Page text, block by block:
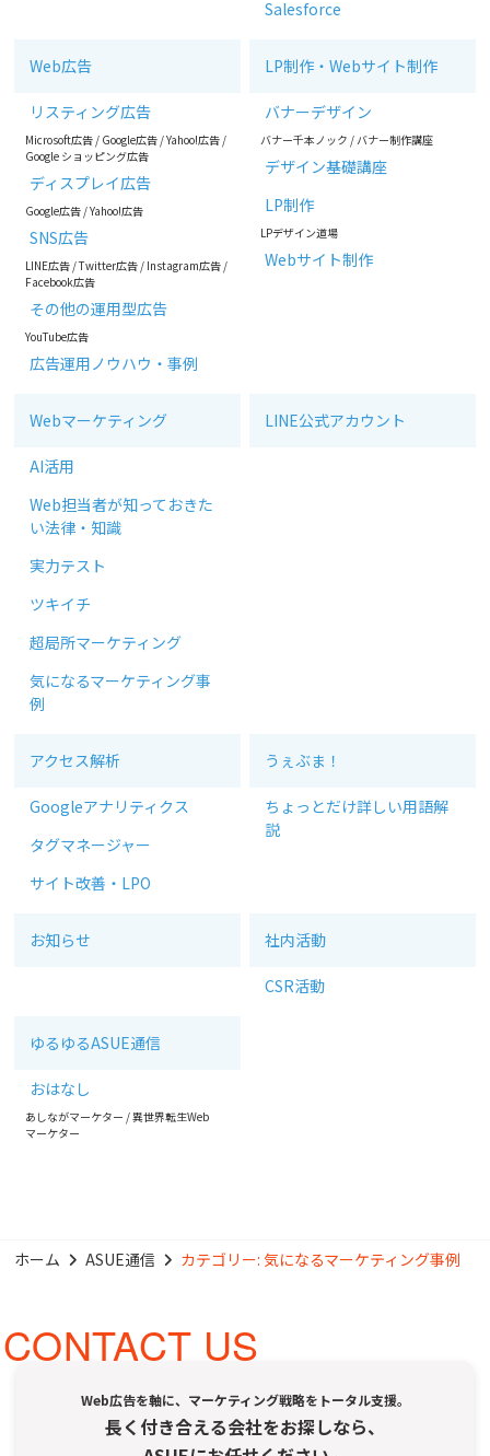
Salesforce
Web広告
リスティング広告
Microsoft広告 / Google広告 /Yahoo!広告 /
Google ショッピング広告
ディスプレイ広告
Google広告 /Yahoo!広告
SNS広告
LINE広告 /Twitter広告 / Instagram広告 /
Facebook広告
その他の運用型広告
YouTube広告
広告運用ノウハウ・事例
LP制作・Webサイト制作
バナーデザイン
バナー千本ノック / バナー制作講座
デザイン基礎講座
LP制作
LPデザイン道場
Webサイト制作
Webマーケティング
AI活用
Web担当者が知っておきた
い法律・知識
実力テスト
ツキイチ
超局所マーケティング
気になるマーケティング事
例
LINE公式アカウント
アクセス解析
Googleアナリティクス
タグマネージャー
サイト改善・LPO
うぇぶま！
ちょっとだけ詳しい用語解
説
お知らせ 社内活動
CSR活動
ゆるゆるASUE通信
おはなし
あしながマーケター /異世界転生Web
マーケター
ホーム ASUE通信 カテゴリー:気になるマーケティング事例
CONTACT US
Web広告を軸に、マーケティング戦略をトータル支援。
長く付き合える会社をお探しなら、